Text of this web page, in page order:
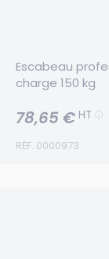
Escabeau
charge 150 kg
RÉF. 0000973
78,65 € HT